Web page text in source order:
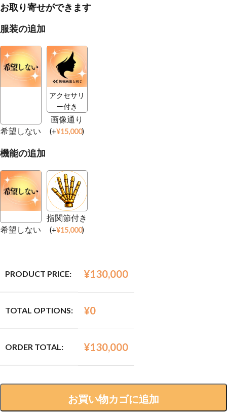
お取り寄せができます
服装の追加
希望しない
アクセサリ
ー付き
画像通り
(+¥15,000)
機能の追加
希望しない
指関節付き
(+¥15,000)
PRODUCT PRICE: ¥130,000
TOTAL OPTIONS: ¥0
ORDER TOTAL: ¥130,000
お買い物カゴに追加